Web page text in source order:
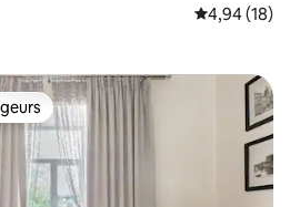
Évaluation
4,94 (18)
les plus appréciés